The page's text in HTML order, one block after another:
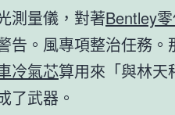
測量儀，對著Bentley
告。風專項整治任務。
冷氣芯算用來「與林天
了武器。